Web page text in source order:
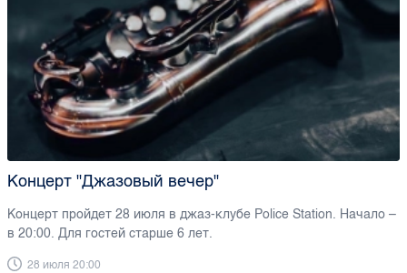
Концерт "Джазовый вечер"
Концерт пройдет 28 июля в джаз-клубе Police Station. Начало –
в 20:00. Для гостей старше 6 лет.
28 июля 20:00